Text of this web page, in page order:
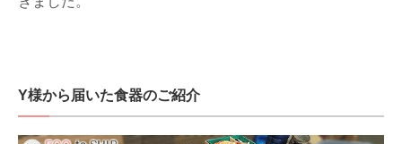
Y様から届いた食器のご紹介